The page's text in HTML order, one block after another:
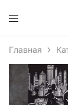
Главная